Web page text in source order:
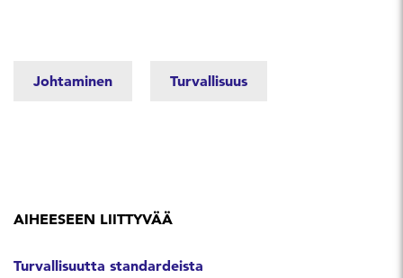
Johtaminen Turvallisuus
AIHEESEEN LIITTYVÄÄ
Turvallisuutta standardeista